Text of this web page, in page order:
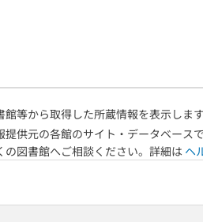
等から取得した所蔵情報を表示します
供元の各館のサイト・データベー
図書館へご相談ください。詳細は ヘ